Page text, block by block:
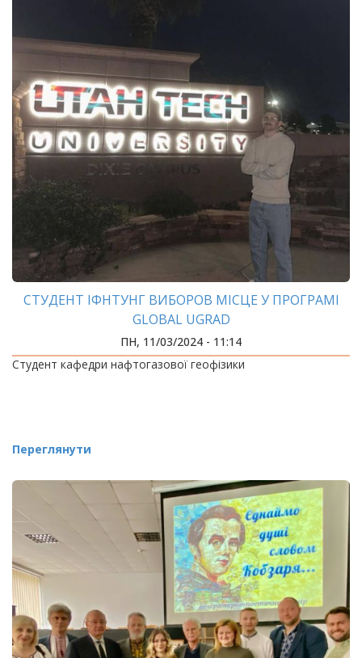
СТУДЕНТ ІФНТУНГ ВИБОРОВ МІСЦЕ У ПРОГРАМІ
GLOBAL UGRAD
ПН, 11/03/2024 - 11:14
Студент кафедри нафтогазової геофізики
Переглянути